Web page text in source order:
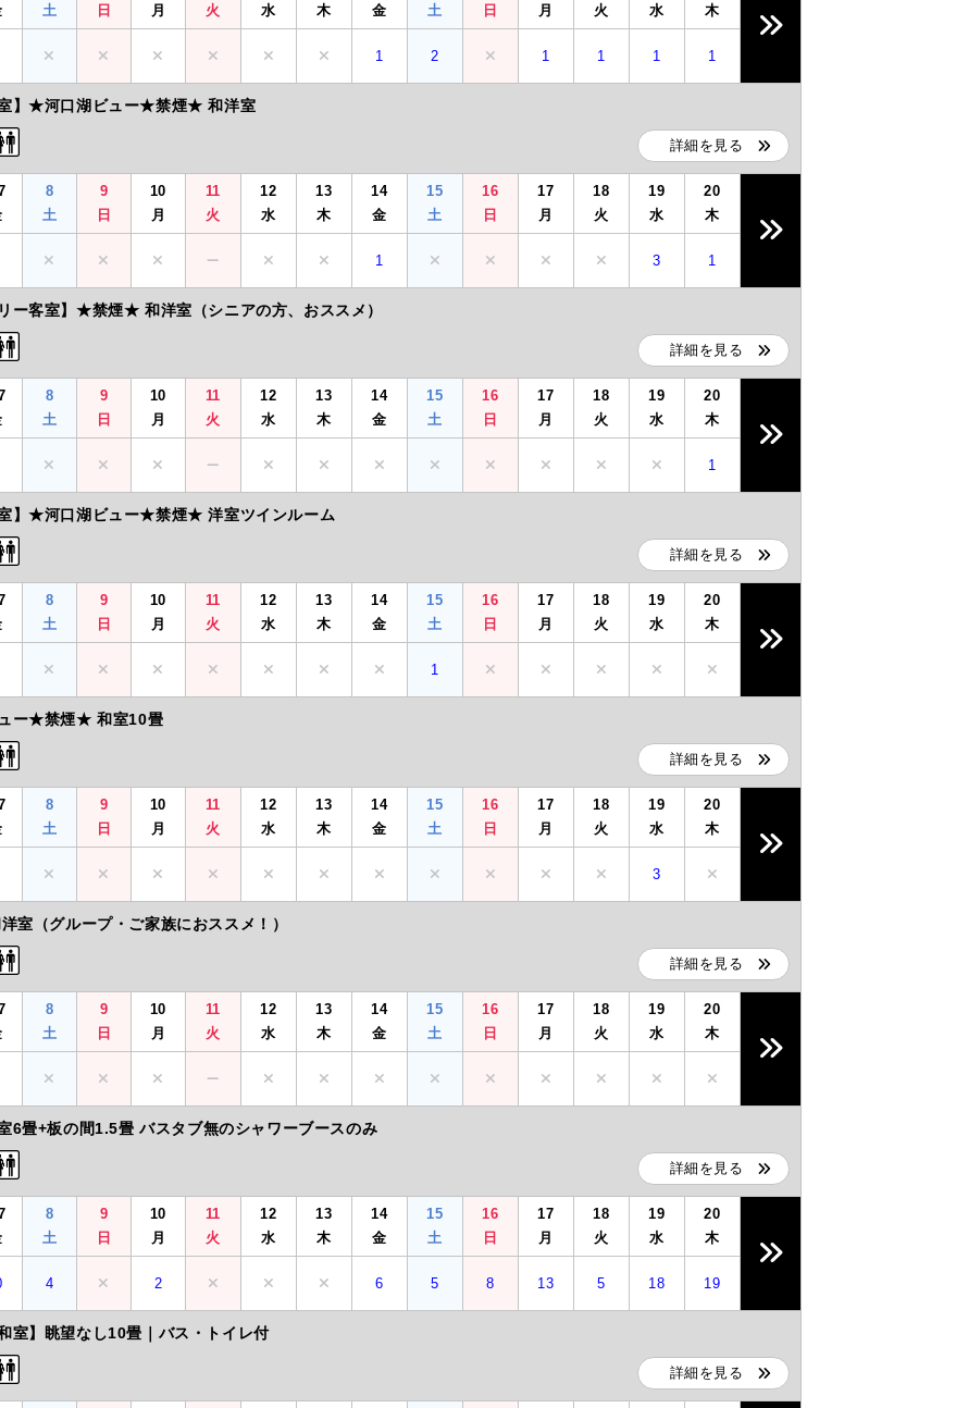
土
日
月
火
水
木
金
土
日
月
火
水
木
1 2 1 1 1 1
室】★河口湖ビュー★禁煙★ 和洋室
詳細を見る
8
土
9
日
10
月
11
火
12
水
13
木
14
金
15
土
16
日
17
月
18
火
19
水
20
木
1 3 1
リー客室】★禁煙★ 和洋室（シニアの方、おススメ）
詳細を見る
8
土
9
日
10
月
11
火
12
水
13
木
14
金
15
土
16
日
17
月
18
火
19
水
20
木
1
室】★河口湖ビュー★禁煙★ 洋室ツインルーム
詳細を見る
8
土
9
日
10
月
11
火
12
水
13
木
14
金
15
土
16
日
17
月
18
火
19
水
20
木
1
ー★禁煙★ 和室10畳
詳細を見る
8
土
9
日
10
月
11
火
12
水
13
木
14
金
15
土
16
日
17
月
18
火
19
水
20
木
3
（グループ・ご家族におススメ！）
詳細を見る
8
土
9
日
10
月
11
火
12
水
13
木
14
金
15
土
16
日
17
月
18
火
19
水
20
木
畳+板の間1.5畳 バスタブ無のシャワーブースのみ
詳細を見る
8
土
9
日
10
月
11
火
12
水
13
木
14
金
15
土
16
日
17
月
18
火
19
水
20
木
4 2 6 5 8 13 5 18 19
室】眺望なし10畳｜バス・トイレ付
詳細を見る